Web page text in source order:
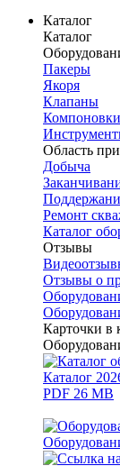
Каталог
Каталог
Пакеры
Якоря
Клапаны
Компоновки
Область
Добыча
Ремонт
Каталог
Отзывы
Отзывы о
Карточки в
Каталог
PDF 26 MB